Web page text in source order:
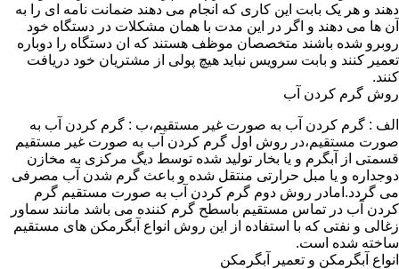
دهند و هر یک بابت این کاری که انجام می دهند ضمانت نامه ای را به
آن ها می دهند و اگر در این مدت با همان مشکلات در دستگاه خود
روبرو شده باشند متخصصان موظف هستند که ان دستگاه را دوباره
تعمیر کنند و بابت سرویس نباید هیچ پولی از مشتریان خود دریافت
کنند.
روش گرم کردن آب
الف : گرم کردن آب به صورت غیر مستقیم،ب : گرم کردن آب به
صورت مستقیم،در روش اول گرم کردن آب به صورت غیر مستقیم
قسمتی از آبگرم و یا بخار تولید شده توسط دیگ مرکزی به مخازن
دوجداره و یا مبل حرارتی منتقل شده و باعث گرم شدن آب مصرفی
می گردد.امادر روش دوم گرم کردن آب به صورت مستقیم گرم
کردن آب در تماس مستقیم باسطح گرم کننده می باشد مانند سماور
زغالی و نفتی که با استفاده از این روش انواع آبگرمکن های مستقیم
ساخته شده است.
انواع آبگرمکن و تعمیر آبگرمکن